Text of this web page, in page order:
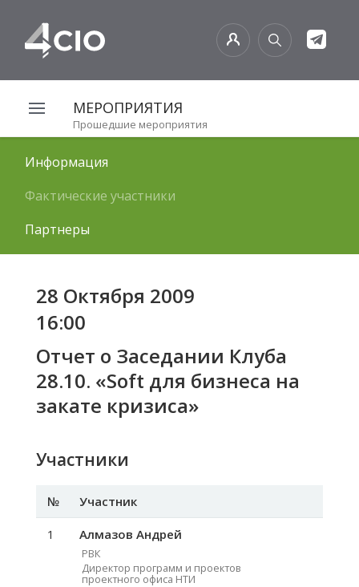
МЕРОПРИЯТИЯ
Прошедшие мероприятия
Информация
Фактические участники
Партнеры
28 Октября 2009
16:00
Отчет о Заседании Клуба
28.10. «Soft для бизнеса на
закате кризиса»
Участники
№ Участник
1 Алмазов Андрей
РВК
Директор программ и проектов
проектного офиса НТИ